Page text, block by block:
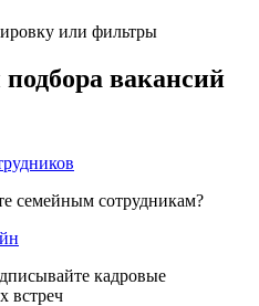
или фильтры
вакансий
семейным сотрудникам?
кадровые
встреч